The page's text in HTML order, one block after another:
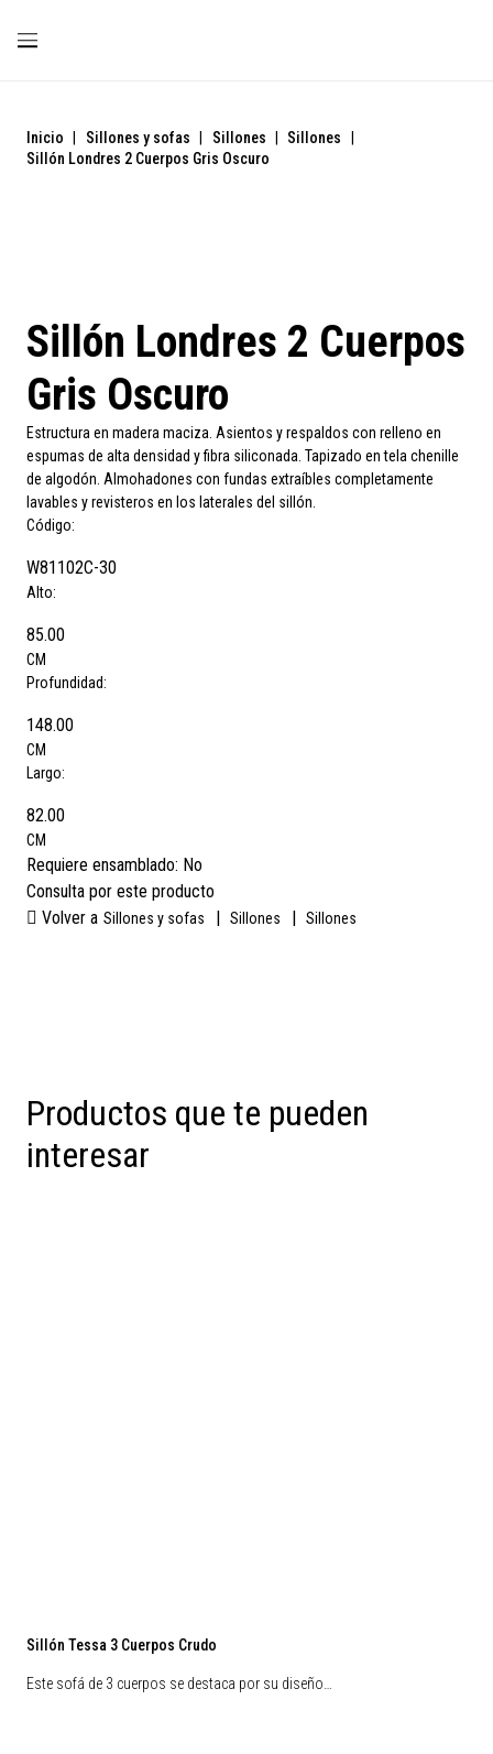
Inicio Sillones y sofas Sillones Sillones
Sillón Londres 2 Cuerpos Gris Oscuro
Sillón Londres 2 Cuerpos
Gris Oscuro
Estructura en madera maciza. Asientos y respaldos con relleno en
espumas de alta densidad y fibra siliconada. Tapizado en tela chenille
de algodón. Almohadones con fundas extraíbles completamente
lavables y revisteros en los laterales del sillón.
Código:
W81102C-30
Alto:
85.00
CM
Profundidad:
148.00
CM
Largo:
82.00
CM
Requiere ensamblado: No
Consulta por este producto
Volver a Sillones y sofas | Sillones | Sillones
Productos que te pueden
interesar
Sillón Tessa 3 Cuerpos Crudo
Este sofá de 3 cuerpos se destaca por su diseño…